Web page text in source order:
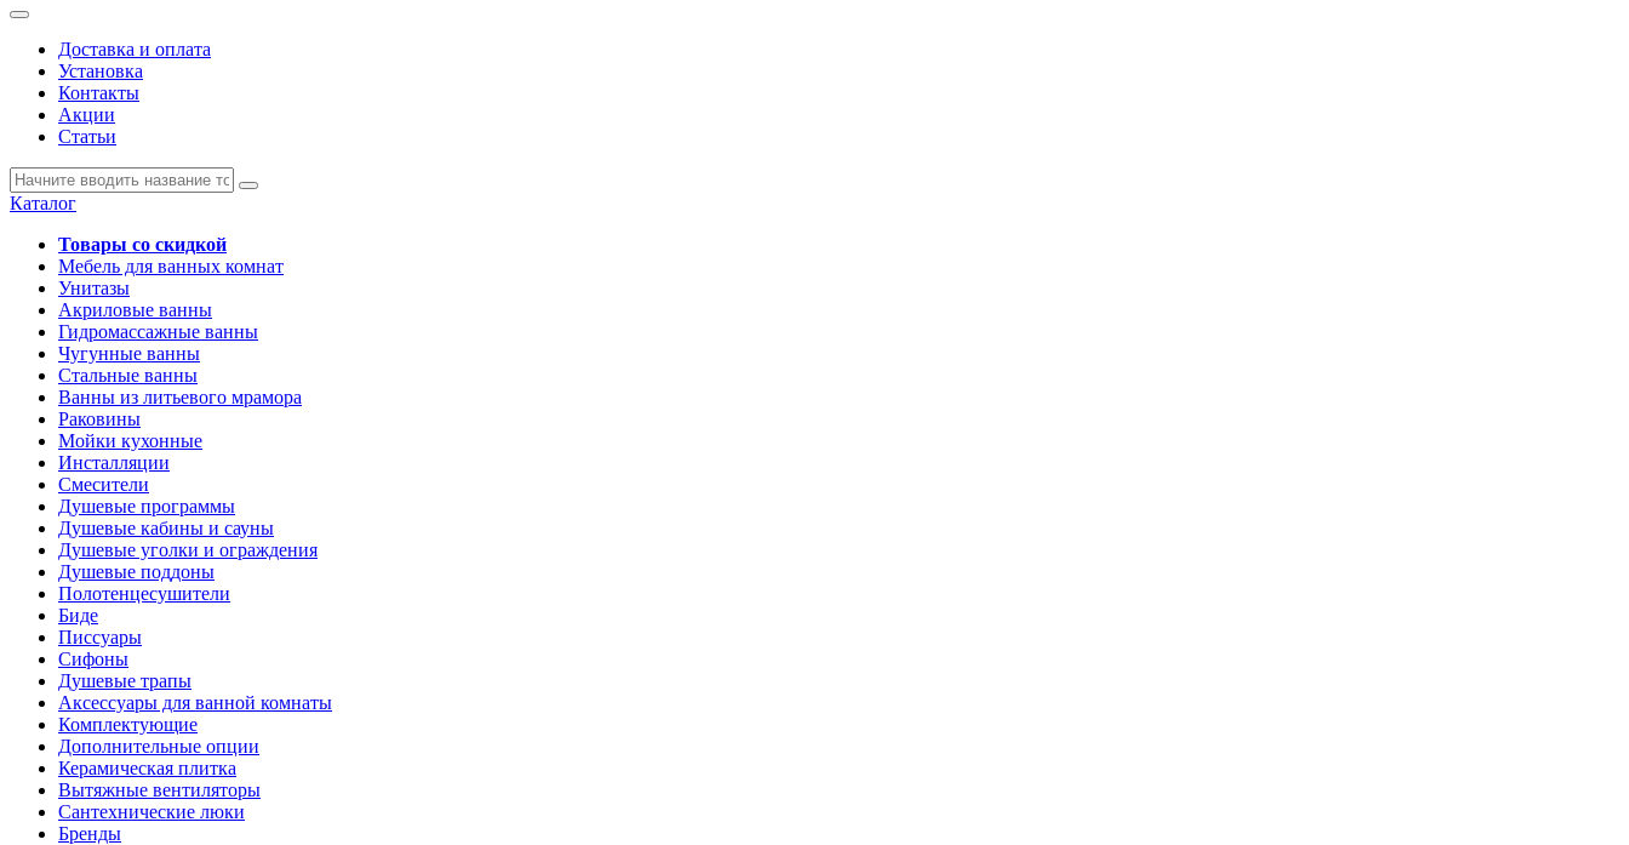
Доставка и оплата
Установка
Контакты
Акции
Статьи
Каталог
Товары со скидкой
Мебель для ванных комнат
Унитазы
Акриловые ванны
Гидромассажные ванны
Чугунные ванны
Стальные ванны
Ванны из литьевого мрамора
Раковины
Мойки кухонные
Инсталляции
Смесители
Душевые программы
Душевые кабины и сауны
Душевые уголки и ограждения
Душевые поддоны
Полотенцесушители
Биде
Писсуары
Сифоны
Душевые трапы
Аксессуары для ванной комнаты
Комплектующие
Дополнительные опции
Керамическая плитка
Вытяжные вентиляторы
Сантехнические люки
Бренды